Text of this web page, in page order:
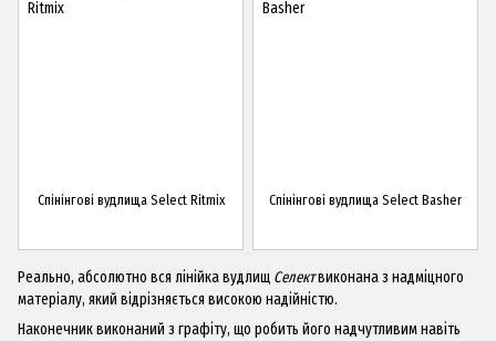
Реально, абсолютно вся лінійка вудлищ Селектвиконана з надміцного
матеріалу, який відрізняється високою надійністю.
Наконечник виконаний з графіту, що робить його надчутливим навіть
Спінінгові вудлища Select Ritmix Спінінгові вудлища Select Basher